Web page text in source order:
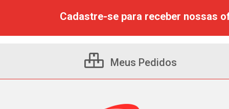
Cadastre-se para receber nossas
Meus Pedidos